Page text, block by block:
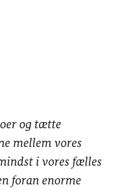
og tætte
mellem vores
i vores fælles
foran enorme